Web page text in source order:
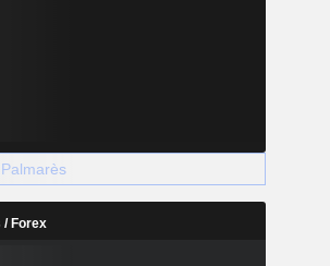
/ Forex